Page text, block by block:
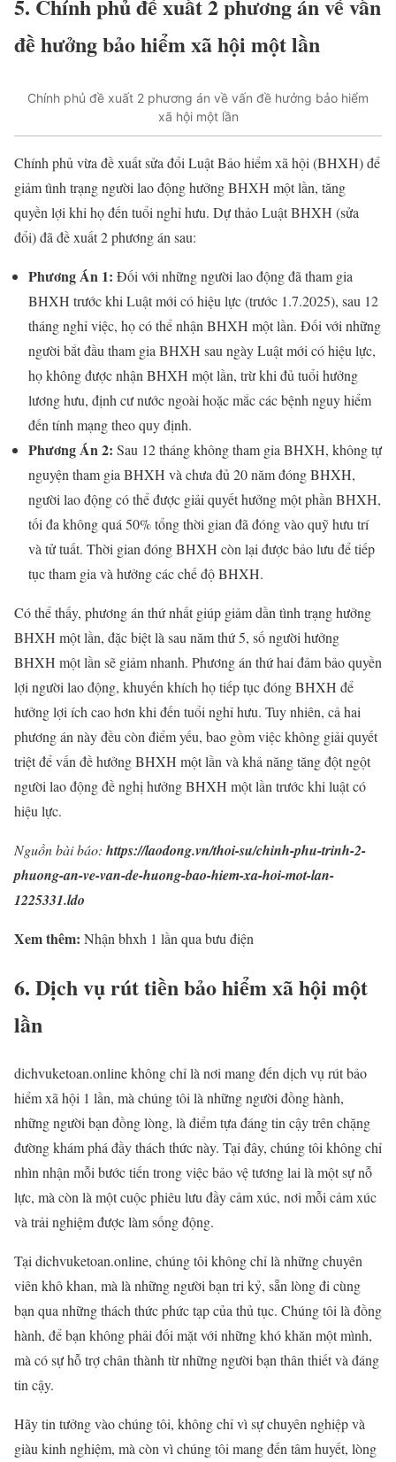
5. Chính phủ đề xuất 2 phương án về vấn
đề hưởng bảo hiểm xã hội một lần
Chính phủ đề xuất 2 phương án về vấn đề hưởng bảo hiểm
xã hội một lần
Chính phủ vừa đề xuất sửa đổi Luật Bảo hiểm xã hội (BHXH) để
giảm tình trạng người lao động hưởng BHXH một lần, tăng
quyền lợi khi họ đến tuổi nghỉ hưu. Dự thảo Luật BHXH (sửa
đổi) đã đề xuất 2 phương án sau:
Phương Án 1: Đối với những người lao động đã tham gia
BHXH trước khi Luật mới có hiệu lực (trước 1.7.2025), sau 12
tháng nghỉ việc, họ có thể nhận BHXH một lần. Đối với những
người bắt đầu tham gia BHXH sau ngày Luật mới có hiệu lực,
họ không được nhận BHXH một lần, trừ khi đủ tuổi hưởng
lương hưu, định cư nước ngoài hoặc mắc các bệnh nguy hiểm
đến tính mạng theo quy định.
Phương Án 2: Sau 12 tháng không tham gia BHXH, không tự
nguyện tham gia BHXH và chưa đủ 20 năm đóng BHXH,
người lao động có thể được giải quyết hưởng một phần BHXH,
tối đa không quá 50% tổng thời gian đã đóng vào quỹ hưu trí
và tử tuất. Thời gian đóng BHXH còn lại được bảo lưu để tiếp
tục tham gia và hưởng các chế độ BHXH.
Có thể thấy, phương án thứ nhất giúp giảm dần tình trạng hưởng
BHXH một lần, đặc biệt là sau năm thứ 5, số người hưởng
BHXH một lần sẽ giảm nhanh. Phương án thứ hai đảm bảo quyền
lợi người lao động, khuyến khích họ tiếp tục đóng BHXH để
hưởng lợi ích cao hơn khi đến tuổi nghỉ hưu. Tuy nhiên, cả hai
phương án này đều còn điểm yếu, bao gồm việc không giải quyết
triệt để vấn đề hưởng BHXH một lần và khả năng tăng đột ngột
người lao động đề nghị hưởng BHXH một lần trước khi luật có
hiệu lực.
Nguồn bài báo: https://laodong.vn/thoi-su/chinh-phu-trinh-2-
phuong-an-ve-van-de-huong-bao-hiem-xa-hoi-mot-lan-
1225331.ldo
Xem thêm: Nhận bhxh 1 lần qua bưu điện
6. Dịch vụ rút tiền bảo hiểm xã hội một
lần
dichvuketoan.online không chỉ là nơi mang đến dịch vụ rút bảo
hiểm xã hội 1 lần, mà chúng tôi là những người đồng hành,
những người bạn đồng lòng, là điểm tựa đáng tin cậy trên chặng
đường khám phá đầy thách thức này. Tại đây, chúng tôi không chỉ
nhìn nhận mỗi bước tiến trong việc bảo vệ tương lai là một sự nỗ
lực, mà còn là một cuộc phiêu lưu đầy cảm xúc, nơi mỗi cảm xúc
và trải nghiệm được làm sống động.
Tại dichvuketoan.online, chúng tôi không chỉ là những chuyên
viên khô khan, mà là những người bạn tri kỷ, sẵn lòng đi cùng
bạn qua những thách thức phức tạp của thủ tục. Chúng tôi là đồng
hành, để bạn không phải đối mặt với những khó khăn một mình,
mà có sự hỗ trợ chân thành từ những người bạn thân thiết và đáng
tin cậy.
Hãy tin tưởng vào chúng tôi, không chỉ vì sự chuyên nghiệp và
giàu kinh nghiệm, mà còn vì chúng tôi mang đến tâm huyết, lòng